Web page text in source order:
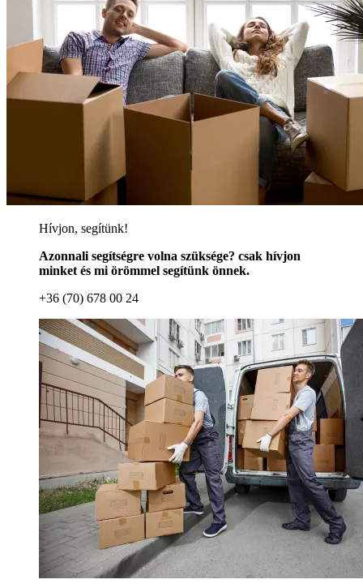
Hívjon, segítünk!
Azonnali segítségre volna szüksége? csak hívjon
minket és mi örömmel segítünk önnek.
+36 (70) 678 00 24